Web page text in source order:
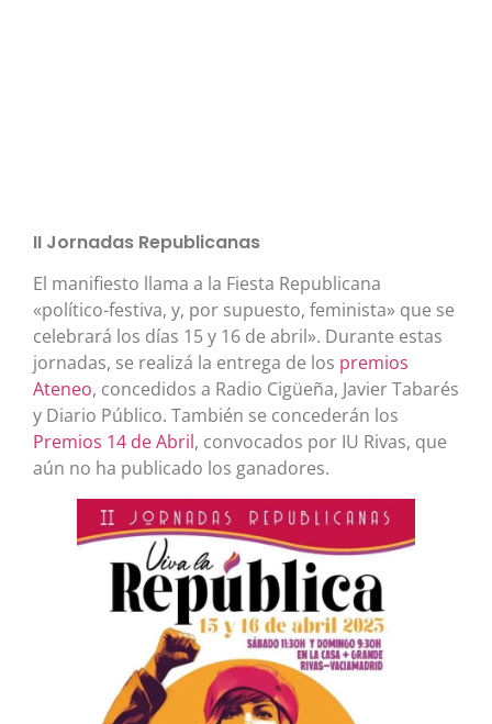
II Jornadas Republicanas
El manifiesto llama a la Fiesta Republicana
«político-festiva, y, por supuesto, feminista» que se
celebrará los días 15 y 16 de abril». Durante estas
jornadas, se realizá la entrega de los premios
Ateneo, concedidos a Radio Cigüeña, Javier Tabarés
y Diario Público. También se concederán los
Premios 14 de Abril, convocados por IU Rivas, que
aún no ha publicado los ganadores.